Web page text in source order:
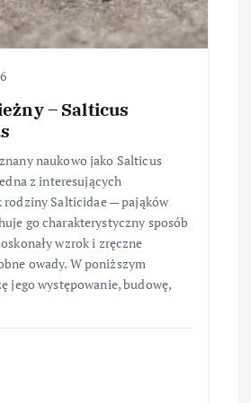
– Salticus
naukowo jako Salticus
z interesujących
rodziny Salticidae — pająków
go charakterystyczny sposób
wzrok i zręczne
owady. W poniższym
jego występowanie, budowę,